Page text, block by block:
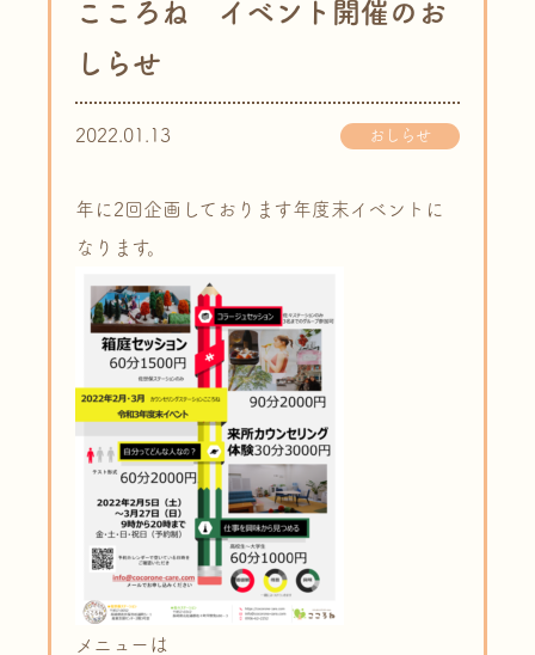
こころね イベント開催のお
しらせ
2022.01.13 おしらせ
年に2回企画しております年度末イベントに
なります。
メニューは